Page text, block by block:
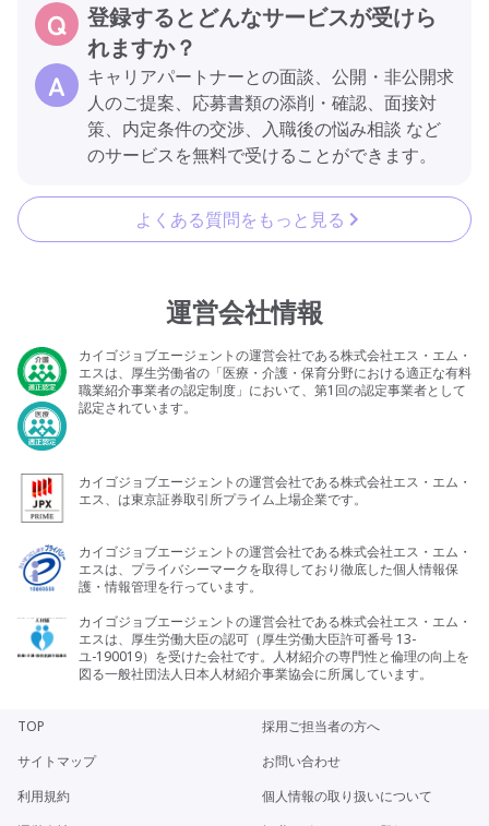
登録するとどんなサービスが受けら
れますか？
キャリアパートナーとの面談、公開・非公開求
人のご提案、応募書類の添削・確認、面接対
策、内定条件の交渉、入職後の悩み相談 など
のサービスを無料で受けることができます。
よくある質問をもっと見る
運営会社情報
カイゴジョブエージェントの運営会社である株式会社エス・エム・
エスは、厚生労働省の「医療・介護・保育分野における適正な有料
職業紹介事業者の認定制度」において、第1回の認定事業者として
認定されています。
カイゴジョブエージェントの運営会社である株式会社エス・エム・
エス、は東京証券取引所プライム上場企業です。
カイゴジョブエージェントの運営会社である株式会社エス・エム・
エスは、プライバシーマークを取得しており徹底した個人情報保
護・情報管理を行っています。
カイゴジョブエージェントの運営会社である株式会社エス・エム・
エスは、厚生労働大臣の認可（厚生労働大臣許可番号 13-
ユ-190019）を受けた会社です。人材紹介の専門性と倫理の向上を
図る一般社団法人日本人材紹介事業協会に所属しています。
TOP
採用ご担当者の方へ
サイトマップ
お問い合わせ
利用規約
個人情報の取り扱いについて